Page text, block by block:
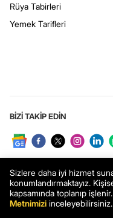
Rüya Tabirleri
Yemek Tarifleri
BİZİ TAKİP EDİN
Sizlere daha iyi hizmet
konumlandırmaktayız.
kapsamında toplanıp
Metnimizi inceleyebilirsiniz.